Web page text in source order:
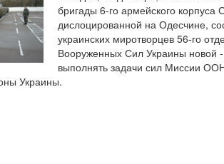
бригады 6-го армейского
дислоцированной на Одесчине,
украинских миротворцев 56-го
Вооруженных Сил Украины новой
выполнять задачи сил Миссии
Украины.